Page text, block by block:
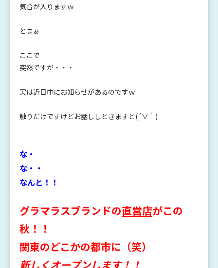
気合が入りますｗ
とまぁ
ここで
突然ですが・・・
実は近日中にお知らせがあるのですｗ
触りだけですけどお話ししときますと(´∀｀)
な・
な・・
なんと！！
グラマラスブランドの直営店がこの
秋！！
関東のどこかの都市に（笑）
新しくオープンします！！